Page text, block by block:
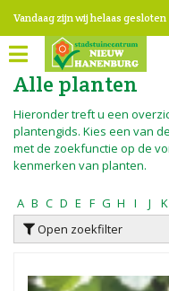
n
Vandaag zijn wij helaas gesloten
Alle planten
Hieronder treft u een
plantengids. Kies een van
met de zoekfunctie op de
kenmerken van planten.
A B C D E F G H I J K
Open zoekfilter